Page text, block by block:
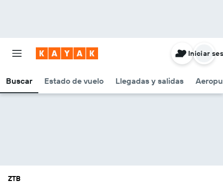
Buscar Estado de vuelo Llegadas y salidas
Iniciar
ZTB